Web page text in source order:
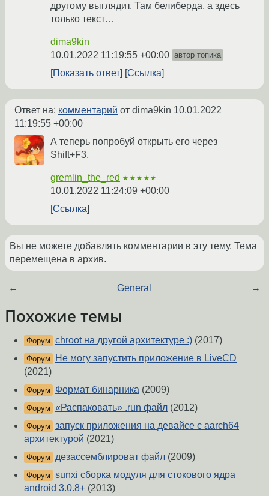
другому выглядит. Там белиберда, а здесь
только текст…
dima9kin
10.01.2022 11:19:55 +00:00 автор топика
Показать ответ Ссылка
Ответ на: комментарий от dima9kin 10.01.2022
11:19:55 +00:00
А теперь попробуй открыть его через
Shift+F3.
gremlin_the_red ★★★★★
10.01.2022 11:24:09 +00:00
Ссылка
Вы не можете добавлять комментарии в эту тему. Тема
перемещена в архив.
← General →
Похожие темы
Форум chroot на другой архитектуре :) (2017)
Форум
Не могу запустить приложение в LiveCD
(2021)
Форум Формат бинарника (2009)
Форум «Распаковать» .run файл (2012)
Форум запуск приложения на девайсе с aarch64
архитектурой (2021)
Форум дезассемблироват файл (2009)
Форум sunxi сборка модуля для стокового ядра
android 3.0.8+ (2013)